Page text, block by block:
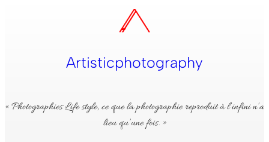
Artisticphotography
« Photographies Life style, ce que la photographie reproduit à l’infini n’a
lieu qu’une fois. »